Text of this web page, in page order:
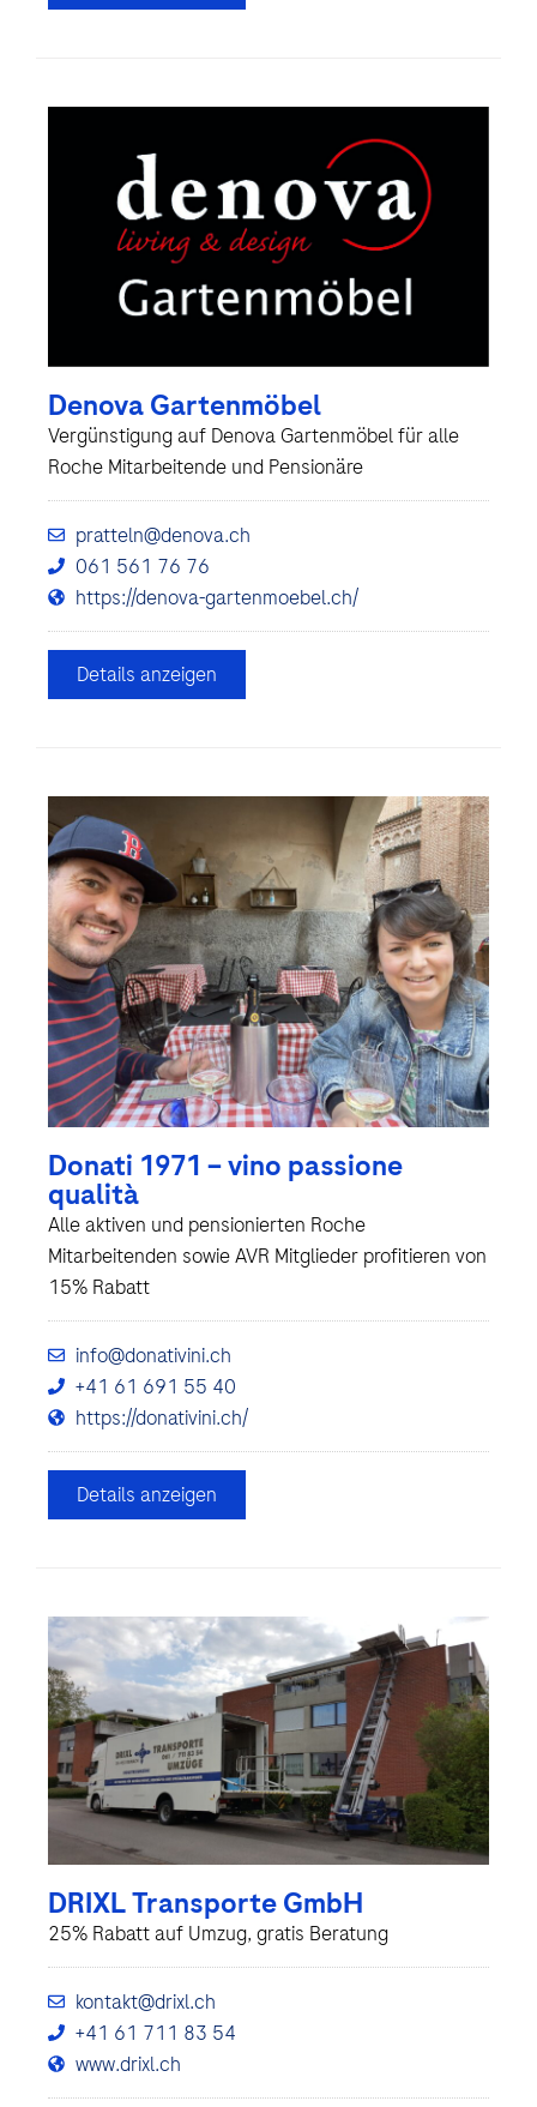
Denova Gartenmöbel
Vergünstigung auf Denova Gartenmöbel für alle
Roche Mitarbeitende und Pensionäre
pratteln@denova.ch
061 561 76 76
https://denova-gartenmoebel.ch/
Details anzeigen
Donati 1971 – vino passione
qualità
Alle aktiven und pensionierten Roche
Mitarbeitenden sowie AVR Mitglieder profitieren von
15% Rabatt
info@donativini.ch
+41 61 691 55 40
https://donativini.ch/
Details anzeigen
DRIXL Transporte GmbH
25% Rabatt auf Umzug, gratis Beratung
kontakt@drixl.ch
+41 61 711 83 54
www.drixl.ch